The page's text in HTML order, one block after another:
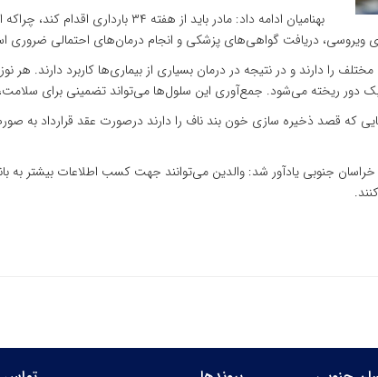
بهنامیان ادامه داد: مادر باید از
ویروسی، دریافت گواهی‌های پزشکی و انجام درمان‌های احتمالی ضروری
را دارند و در نتیجه در درمان بسیاری از بیماری‌ها کاربرد دارند.
دور ریخته می‌شود. جمع‌آوری این سلول‌ها می‌تواند تضمینی برای
جنوبی یادآور شد: والدین می‌توانند جهت کسب اطلاعات بیشتر